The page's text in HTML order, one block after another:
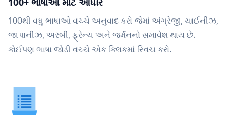
100થી વધુ ભાષાઓ વચ્ચે અનુવાદ કરો જેમાં અંગ્રેજી, ચાઈનીઝ,
જાપાનીઝ, અરબી, ફ્રેન્ચ અને જર્મનનો સમાવેશ થાય છે.
કોઈપણ ભાષા જોડી વચ્ચે એક ક્લિકમાં સ્વિચ કરો.